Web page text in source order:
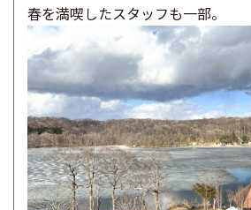
春を満喫したスタッフも一部。